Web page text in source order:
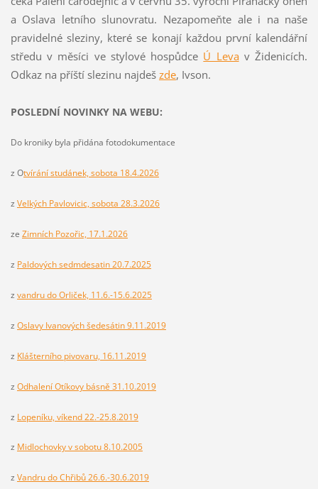
a Oslava letního slunovratu. Nezapomeňte ale i na naše
pravidelné sleziny, které se konají každou první kalendářní
středu v měsíci ve stylové hospůdce Ú Levav Židenicích.
Odkaz na příští slezinu najdeš zde, Ivson.
POSLEDNÍ NOVINKY NA WEBU:
Do kroniky byla přidána fotodokumentace
z Otvírání studánek, sobota 18.4.2026
z Velkých Pavlovicic, sobota 28.3.2026
ze Zimních Pozořic, 17.1.2026
z Paldových sedmdesatin 20.7.2025
z vandru do Orliček, 11.6.-15.6.2025
z Oslavy Ivanových šedesátin 9.11.2019
z Klášterního pivovaru, 16.11.2019
z Odhalení Otíkovy básně 31.10.2019
z Lopeníku, víkend 22.-25.8.2019
z Midlochovky v sobotu 8.10.2005
z Vandru do Chřibů 26.6.-30.6.2019